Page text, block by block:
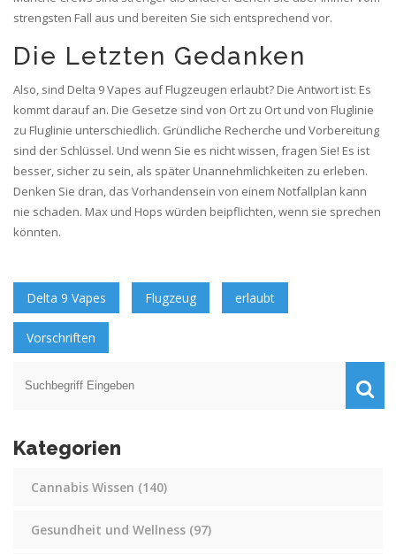
strengsten Fall aus und bereiten Sie sich entsprechend vor.
Die Letzten Gedanken
Also, sind Delta 9 Vapes auf Flugzeugen erlaubt? Die Antwort ist: Es
kommt darauf an. Die Gesetze sind von Ort zu Ort und von Fluglinie
zu Fluglinie unterschiedlich. Gründliche Recherche und Vorbereitung
sind der Schlüssel. Und wenn Sie es nicht wissen, fragen Sie! Es ist
besser, sicher zu sein, als später Unannehmlichkeiten zu erleben.
Denken Sie dran, das Vorhandensein von einem Notfallplan kann
nie schaden. Max und Hops würden beipflichten, wenn sie sprechen
könnten.
Delta 9 Vapes Flugzeug erlaubt
Vorschriften
Kategorien
Cannabis Wissen (140)
Gesundheit und Wellness (97)